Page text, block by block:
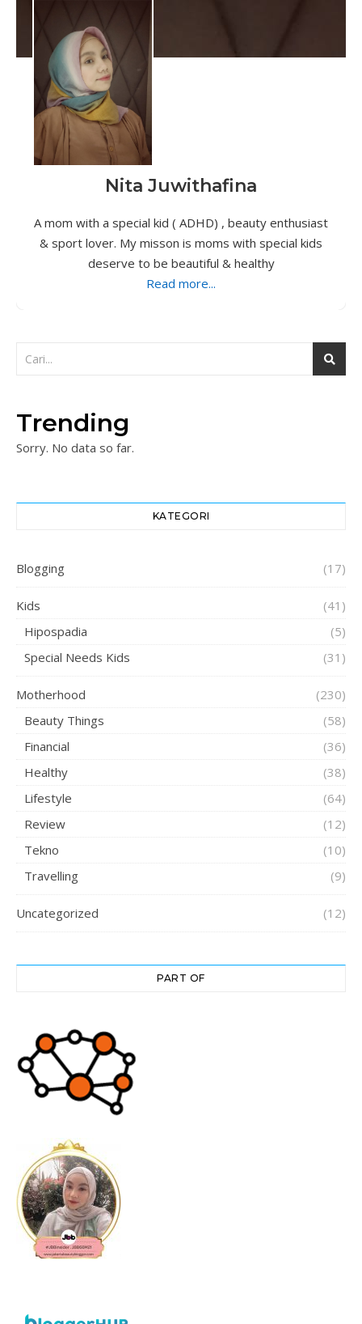
Nita Juwithafina
A mom with a special kid ( ADHD) , beauty enthusiast
& sport lover. My misson is moms with special kids
deserve to be beautiful & healthy
Read more...
Trending
Sorry. No data so far.
KATEGORI
Blogging (17)
Kids
(41)
Hipospadia
(5)
Special Needs Kids
(31)
Motherhood
(230)
Beauty Things
(58)
Financial
(36)
Healthy
(38)
Lifestyle
(64)
Review
(12)
Tekno
(10)
Travelling
(9)
Uncategorized (12)
PART OF